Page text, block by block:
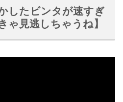
したビンタが速すぎ
ゃ見逃しちゃうね】